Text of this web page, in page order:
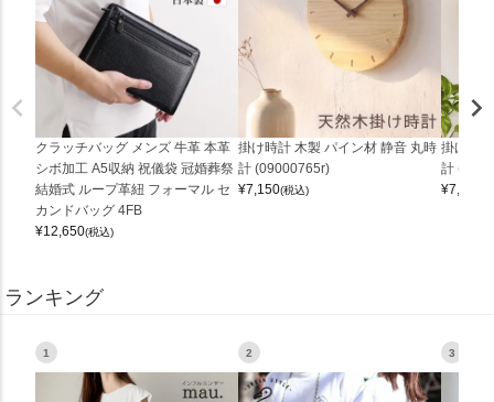
クラッチバッグ メンズ 牛革 本革
シボ加工 A5収納 祝儀袋 冠婚葬祭
結婚式 ループ革紐 フォーマル セ
カンドバッグ 4FB
¥12,650(税込)
掛け時計 木製 パイン材 静音 丸時
計 (09000765r)
¥7,150(税込)
掛け時
計
¥7,150
ランキング
1 2 3